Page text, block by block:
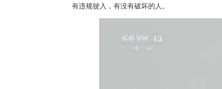
有违规驶入，有没有破坏的人。